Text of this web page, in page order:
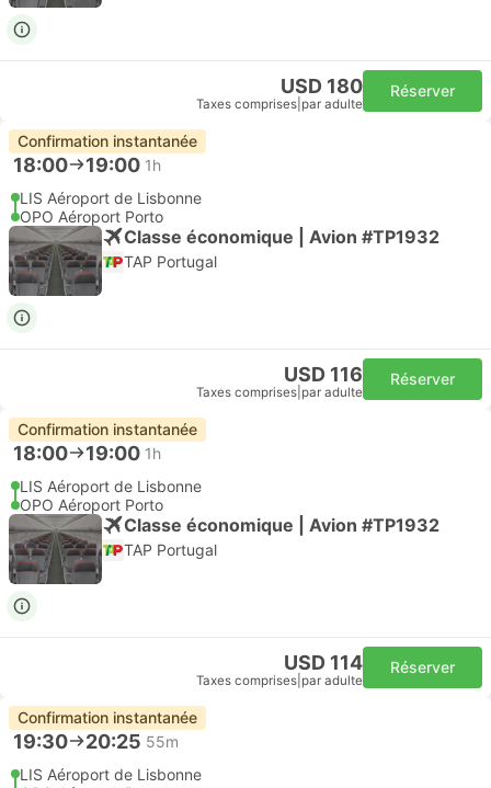
USD 180
Taxes comprises par adulte
Réserver
Confirmation instantanée
18:00 19:00 1h
LIS Aéroport de Lisbonne
OPO Aéroport Porto
Classe économique | Avion #TP1932
TAP Portugal
USD 116
Taxes comprises par adulte
Réserver
Confirmation instantanée
18:00 19:00 1h
LIS Aéroport de Lisbonne
OPO Aéroport Porto
Classe économique | Avion #TP1932
TAP Portugal
USD 114
Taxes comprises par adulte
Réserver
Confirmation instantanée
19:30 20:25 55m
LIS Aéroport de Lisbonne